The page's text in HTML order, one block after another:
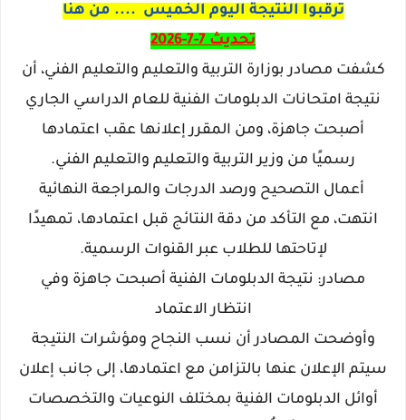
ترقبوا النتيجة اليوم الخميس .... من هنا
تحديث 7-7-2026
كشفت مصادر بوزارة التربية والتعليم والتعليم الفني، أن
نتيجة امتحانات الدبلومات الفنية للعام الدراسي الجاري
أصبحت جاهزة، ومن المقرر إعلانها عقب اعتمادها
رسميًا من وزير التربية والتعليم والتعليم الفني.
أعمال التصحيح ورصد الدرجات والمراجعة النهائية
انتهت، مع التأكد من دقة النتائج قبل اعتمادها، تمهيدًا
لإتاحتها للطلاب عبر القنوات الرسمية.
مصادر: نتيجة الدبلومات الفنية أصبحت جاهزة وفي
انتظار الاعتماد
وأوضحت المصادر أن نسب النجاح ومؤشرات النتيجة
سيتم الإعلان عنها بالتزامن مع اعتمادها، إلى جانب إعلان
أوائل الدبلومات الفنية بمختلف النوعيات والتخصصات